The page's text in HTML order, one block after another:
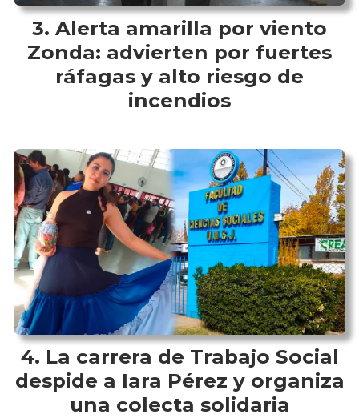
Alerta amarilla por viento
Zonda: advierten por fuertes
ráfagas y alto riesgo de
incendios
La carrera de Trabajo Social
despide a Iara Pérez y organiza
una colecta solidaria